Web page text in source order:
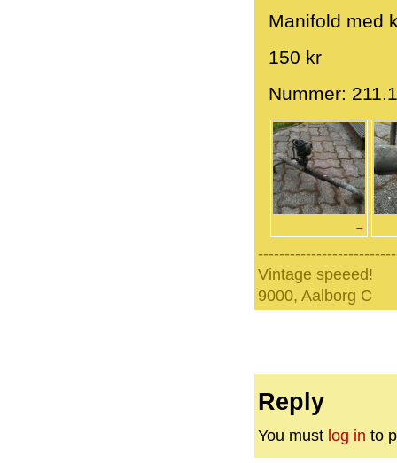
Manifold med
150 kr
Nummer:
→
Vintage speeed!
9000, Aalborg C
Reply
You must log in to